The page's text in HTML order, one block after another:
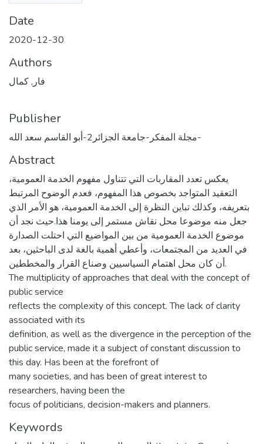
Date
2020-12-30
Authors
فار, كمال
Publisher
مجلة المفكر-جامعة الجزائر2-أبو القاسم سعد الله-
Abstract
يعكس تعدد المقاربات التي تتناول مفهوم الخدمة العمومية،
التعقيد المتواجد بخصوص هذا المفهوم، فعدم الوضوح المرتبط
بتعريفه، وكذلك تباين النظرة إلى الخدمة العمومية، هو الأمر الذي
جعل منه موضوعا محل نقاش مستمر إلى يومنا هذا.حيث نجد أن
موضوع الخدمة العمومية من بين المواضيع التي احتلت الصدارة
في العديد من المجتمعات، وأعطي أهمية بالغة لدى الباحثين، بعد
أن كان محل اهتمام السياسيين وصناع القرار والمخططين.
The multiplicity of approaches that deal with the concept of
public service
reflects the complexity of this concept. The lack of clarity
associated with its
definition, as well as the divergence in the perception of the
public service, made it a subject of constant discussion to
this day. Has been at the forefront of
many societies, and has been of great interest to
researchers, having been the
focus of politicians, decision-makers and planners.
Keywords